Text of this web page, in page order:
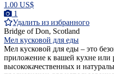
1.00 US$
1
Удалить из избранного
Bridge of Don, Scotland
Мел кусковой для еды
Мел кусковой для еды – это
приложение к вашей кухне или
высококачественных и